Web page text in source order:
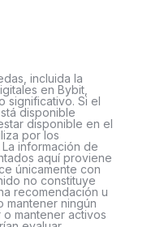
incluida la
en Bybit,
significativo. Si el
disponible
disponible en el
por los
información de
aquí proviene
únicamente con
no constituye
recomendación u
mantener ningún
mantener activos